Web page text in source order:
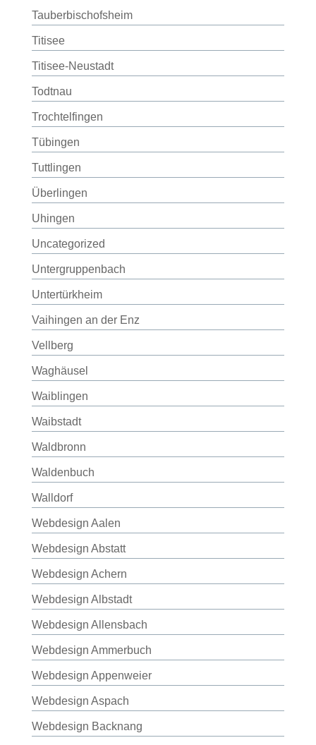
Tauberbischofsheim
Titisee
Titisee-Neustadt
Todtnau
Trochtelfingen
Tübingen
Tuttlingen
Überlingen
Uhingen
Uncategorized
Untergruppenbach
Untertürkheim
Vaihingen an der Enz
Vellberg
Waghäusel
Waiblingen
Waibstadt
Waldbronn
Waldenbuch
Walldorf
Webdesign Aalen
Webdesign Abstatt
Webdesign Achern
Webdesign Albstadt
Webdesign Allensbach
Webdesign Ammerbuch
Webdesign Appenweier
Webdesign Aspach
Webdesign Backnang